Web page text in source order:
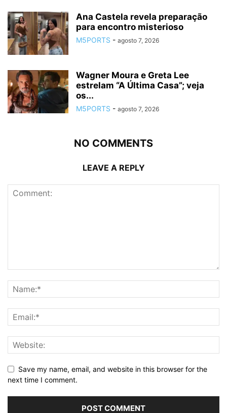
Ana Castela revela preparação
para encontro misterioso
M5PORTS - agosto 7, 2026
Wagner Moura e Greta Lee
estrelam “A Última Casa”; veja
os...
M5PORTS - agosto 7, 2026
NO COMMENTS
LEAVE A REPLY
Save my name, email, and website in this browser for the
next time I comment.